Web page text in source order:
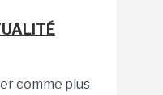
comme plus